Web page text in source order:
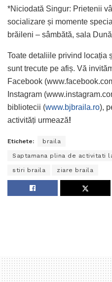
*Niciodată Singur: Prietenii
socializare și momente
brăileni – sâmbătă, sala
Toate detaliile privind locația
sunt trecute pe afiș. Vă
Facebook
Instagram
bibliotecii (www.bjbraila.ro),
activități urmează!
Etichete: braila
Saptamana plina de activitati
stiri braila ziare braila